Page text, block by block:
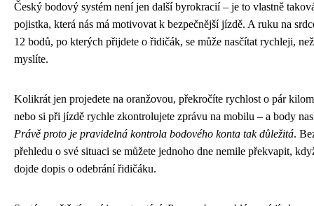
Český bodový systém není jen další byrokracií – je to vlastně
pojistka, která nás má motivovat k bezpečnější jízdě. A ruku na
12 bodů, po kterých přijdete o řidičák, se může nasčítat rychleji,
myslíte.
Kolikrát jen projedete na oranžovou, překročíte rychlost o pár
nebo si při jízdě rychle zkontrolujete zprávu na mobilu – a body
Právě proto je pravidelná kontrola bodového konta tak důležitá.
přehledu o své situaci se můžete jednoho dne nemile překvapit,
dojde dopis o odebrání řidičáku.